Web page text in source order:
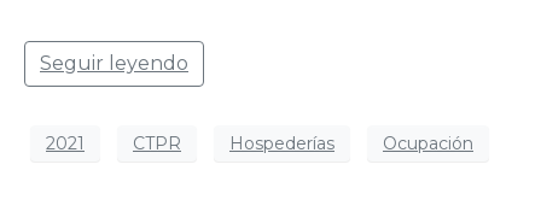
Seguir leyendo
2021 CTPR Hospederías Ocupación